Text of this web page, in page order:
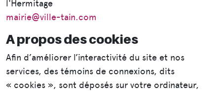
l'Hermitage
mairie@ville-tain.com
A propos des cookies
Afin d’améliorer l’interactivité du site et nos
services, des témoins de connexions, dits
« cookies », sont déposés sur votre ordinateur,